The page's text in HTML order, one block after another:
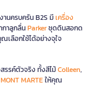
นครบครัน B2S มีเครื่อง
กาลูกลื่นParkerชุดดินสอกด
ณเลือกใช้ได้อย่างจุใจ
รรค์ตัวจริง ทั้งสีไม้Colleen,
MONT MARTEให้คุณ